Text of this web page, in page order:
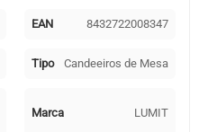
EAN 8432722008347
Tipo Candeeiros de Mesa
Marca LUMIT